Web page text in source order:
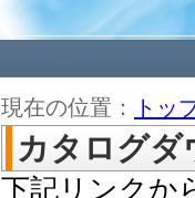
現在の位置： トッ
カタログダ
下記リンクか